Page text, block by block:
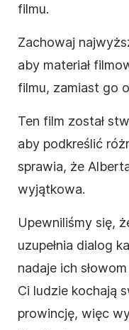
filmu.
Zachowaj
aby materiał
filmu, zamiast go
Ten film został
aby podkreślić
sprawia, że
wyjątkowa.
Upewniliśmy się,
uzupełnia dialog
nadaje ich
Ci ludzie kochają
prowincję, więc